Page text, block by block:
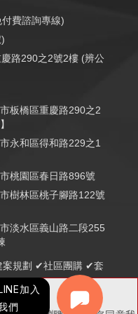
加入
們
費諮詢專線)
路290之2號2樓 (辨公
板橋區重慶路290之2
永和區得和路229之1
桃園區春日路896號
樹林區桃子腳路122號
淡水區義山路二段255
規劃 ✔社區團購 ✔套